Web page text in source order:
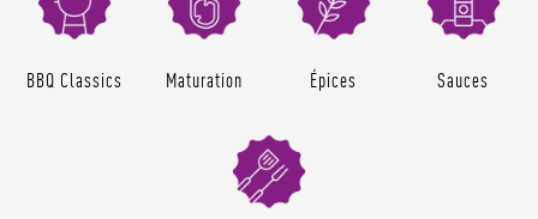
BBQ Classics Maturation Épices Sauces